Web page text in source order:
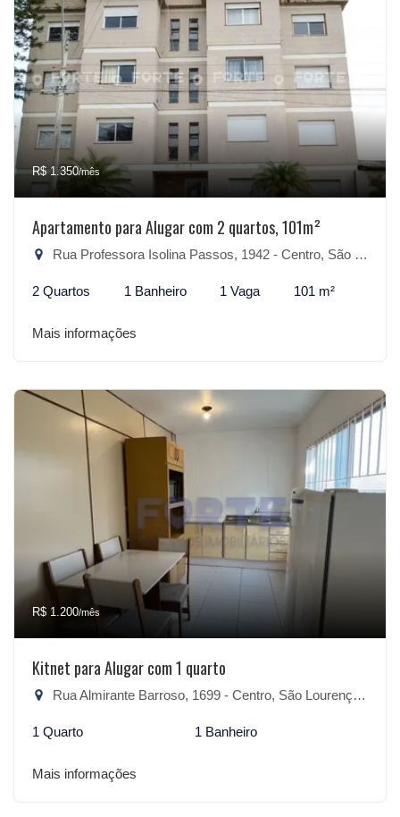
R$ 1.350/mês
Apartamento para Alugar com 2 quartos, 101m²
Rua Professora Isolina Passos, 1942 - Centro, São Lourenço do Sul-RS
2 Quartos 1 Banheiro 1 Vaga 101 m²
Mais informações
R$ 1.200/mês
Kitnet para Alugar com 1 quarto
Rua Almirante Barroso, 1699 - Centro, São Lourenço do Sul-RS
1 Quarto 1 Banheiro
Mais informações